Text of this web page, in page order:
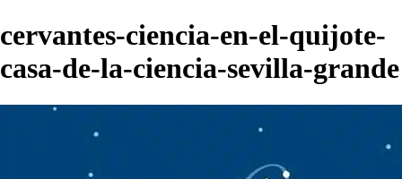
cervantes-ciencia-en-el-quijote-
casa-de-la-ciencia-sevilla-grande